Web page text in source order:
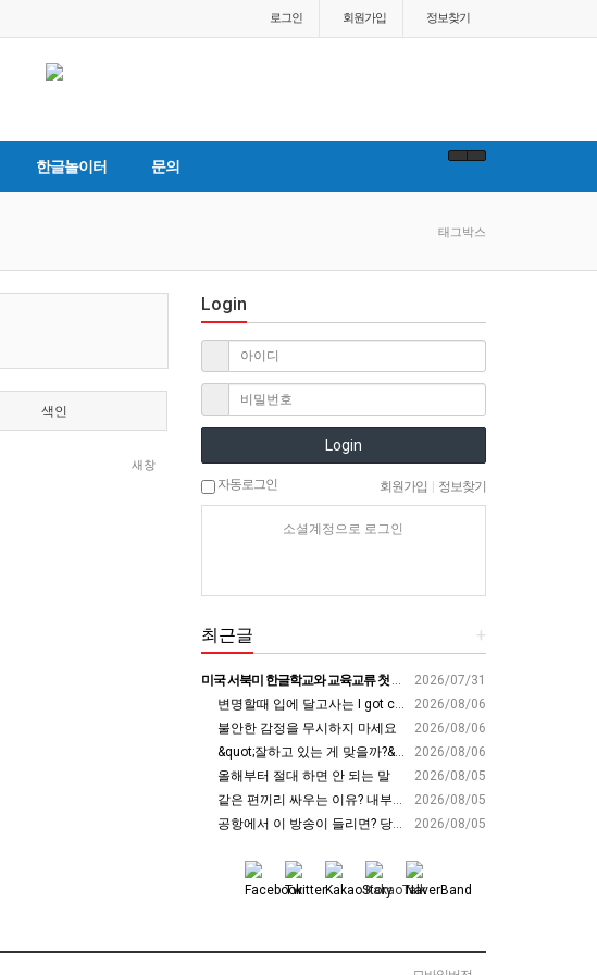
로그인 회원가입 정보찾기
한글놀이터 문의
태그박스
색인
새창
Login
Login
자동로그인 회원가입 정보찾기
소셜계정으로 로그인
+
최근글
2026/07/31
미국 서북미 한글학교와 교육교류 첫 물꼬 - 사회적경제뉴스
2026/08/06
변명할때 입에 달고사는 I got carried away????????
2026/08/06
불안한 감정을 무시하지 마세요
2026/08/06
&quot;잘하고 있는 게 맞을까?&quot; 세바시 대표가 비교 지옥에서 탈출한 방법 [#세바시45 에디토리얼 ep.2]
2026/08/05
올해부터 절대 하면 안 되는 말
2026/08/05
같은 편끼리 싸우는 이유? 내부의 적이 더 무섭다? 인간이 갈등을 빚는 이유ㅣ최재천의 아마존
2026/08/05
공항에서 이 방송이 들리면? 당장 뛰어가세요!! #영어회화 #영어표현 #영어공부